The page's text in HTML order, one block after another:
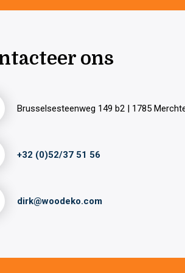
ons
Brusselsesteenweg 149 b2 | 1785
+32 (0)52/37 51 56
dirk@woodeko.com